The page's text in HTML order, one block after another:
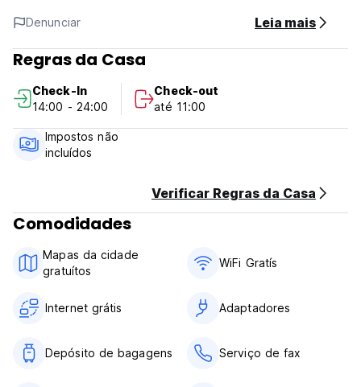
localização. A apenas 50m encontrará o centro da cidade.
O emblemático Monumento e Igreja da Torre dos Clérigos
está literalmente ao virar da esquina, assim como as
famosas Galerias de Paris - o local preferido de locais e
também está muito perto: apenas a 1km!
Hotel de grande valor no centro absoluto do Porto!
Check-in: 12h30
Todas as reservas efetuadas poderão ser canceladas até
feito após esse período, a primeira noite será cobrada pelo
nosso hotel. (Auto-translated from original language)
Denunciar Leia mais
Regras da Casa
Check-In
14:00 - 24:00
Check-out
até 11:00
Impostos não
incluídos
Verificar Regras da Casa
Comodidades
Mapas da cidade
gratuítos
WiFi Gratís
Internet grátis Adaptadores
Depósito de bagagens Serviço de fax